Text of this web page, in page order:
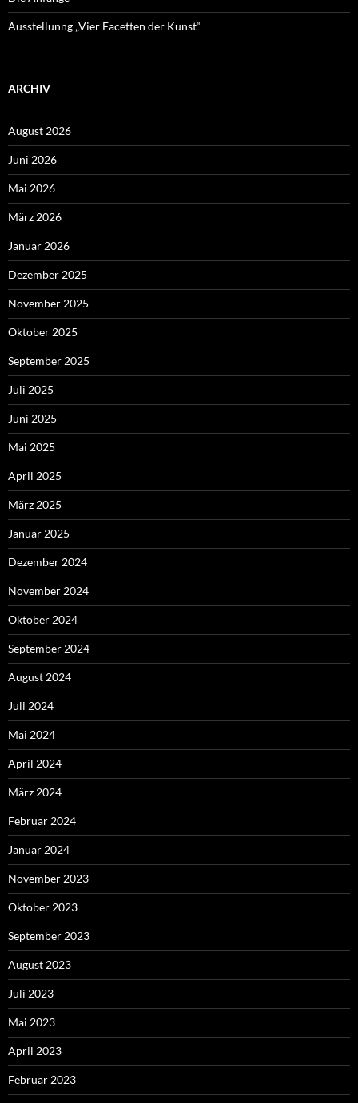
Ausstellunng „Vier Facetten der Kunst“
ARCHIV
August 2026
Juni 2026
Mai 2026
März 2026
Januar 2026
Dezember 2025
November 2025
Oktober 2025
September 2025
Juli 2025
Juni 2025
Mai 2025
April 2025
März 2025
Januar 2025
Dezember 2024
November 2024
Oktober 2024
September 2024
August 2024
Juli 2024
Mai 2024
April 2024
März 2024
Februar 2024
Januar 2024
November 2023
Oktober 2023
September 2023
August 2023
Juli 2023
Mai 2023
April 2023
Februar 2023